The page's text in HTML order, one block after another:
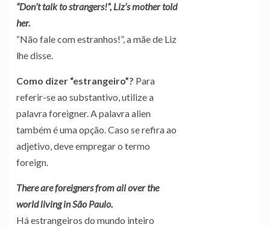
“Don’t talk to strangers!”, Liz’s mother told
her.
“Não fale com estranhos!”, a mãe de Liz
lhe disse.
Como dizer “estrangeiro”? Para
referir-se ao substantivo, utilize a
palavra foreigner. A palavra alien
também é uma opção. Caso se refira ao
adjetivo, deve empregar o termo
foreign.
There are foreigners from all over the
world living in São Paulo.
Há estrangeiros do mundo inteiro